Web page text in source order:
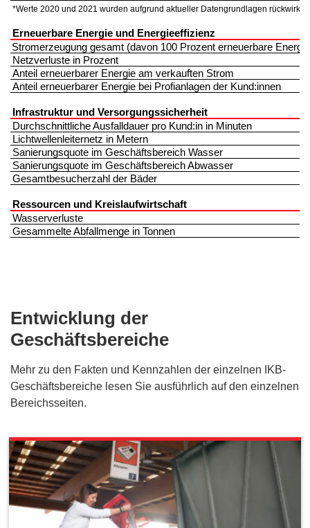
Entwicklung der
Geschäftsbereiche
Mehr zu den Fakten und Kennzahlen der einzelnen IKB-
Geschäftsbereiche lesen Sie ausführlich auf den einzelnen
Bereichsseiten.